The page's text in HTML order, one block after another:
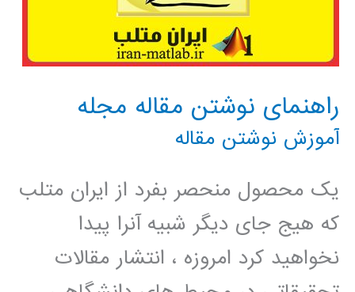
راهنمای نوشتن مقاله مجله
آموزش نوشتن مقاله
یک محصول منحصر بفرد از ایران متلب
که هیج جای دیگر شبیه آنرا پیدا
نخواهید کرد امروزه ، انتشار مقالات